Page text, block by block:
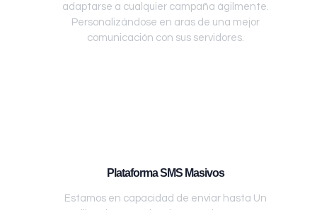
adaptarse a cualquier campaña ágilmente.
Personalizándose en aras de una mejor
comunicación con sus servidores.
Plataforma SMS Masivos
Estamos en capacidad de enviar hasta Un